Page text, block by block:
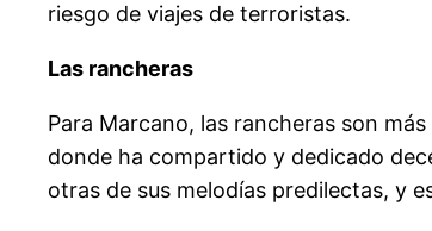
riesgo de viajes de terroristas.
Las rancheras
Para Marcano, las rancheras son
donde ha compartido y dedicado
otras de sus melodías predilectas, y